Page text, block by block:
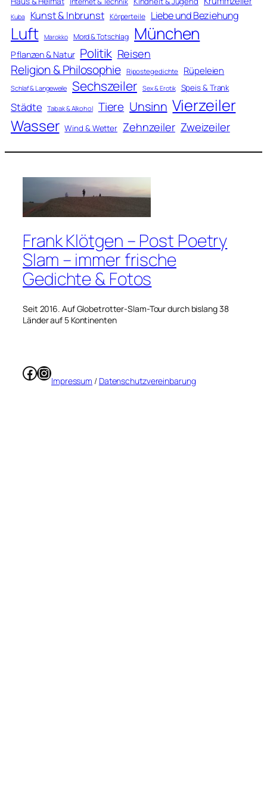
Kuba Kunst & Inbrunst Körperteile Liebe und Beziehung
Luft Marokko Mord & Totschlag München
Pflanzen & Natur Politik Reisen
Religion & Philosophie Ripostegedichte Rüpeleien
Schlaf & Langeweile Sechszeiler Sex & Erotik Speis & Trank
Städte Tabak & Alkohol Tiere Unsinn Vierzeiler
Wasser Wind & Wetter Zehnzeiler Zweizeiler
Frank Klötgen – Post Poetry
Slam – immer frische
Gedichte & Fotos
Seit 2016. Auf Globetrotter-Slam-Tour durch bislang 38
Länder auf 5 Kontinenten
Facebook
Instagram
Impressum / Datenschutzvereinbarung